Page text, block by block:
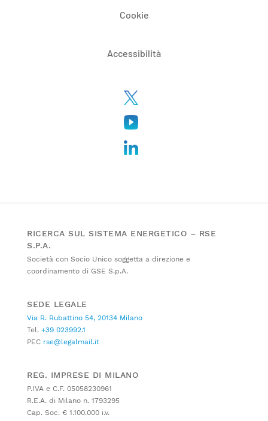
Cookie
Accessibilità
RICERCA SUL SISTEMA ENERGETICO – RSE
S.P.A.
Società con Socio Unico soggetta a direzione e
coordinamento di GSE S.p.A.
SEDE LEGALE
Via R. Rubattino 54, 20134 Milano
Tel. +39 023992.1
PEC rse@legalmail.it
REG. IMPRESE DI MILANO
P.IVA e C.F. 05058230961
R.E.A. di Milano n. 1793295
Cap. Soc. € 1.100.000 i.v.